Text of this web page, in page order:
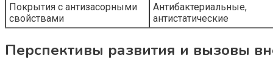
Покрытия с антизасорными
свойствами
Антибактериальные,
антистатические
Перспективы развития и вызовы